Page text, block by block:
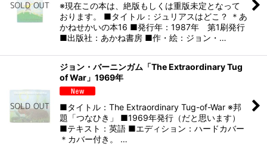
※現在この本は、絶版もしくは重版未定となって
おります。 ■タイトル：ジュリアスはどこ？ ＊あ
かねせかいの本16 ■発行年：1987年 第1刷発行
■出版社：あかね書房 ■作・絵：ジョン・…
ジョン・バーニンガム「The Extraordinary Tug
of War」1969年
■タイトル：The Extraordinary Tug-of-War ※邦
題「つなひき」 ■1969年発行（だと思います）
■テキスト：英語 ■エディション：ハードカバー
＊カバー付き。 …